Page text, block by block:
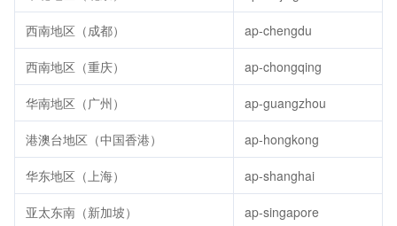
西南地区（成都） ap-chengdu
西南地区（重庆） ap-chongqing
华南地区（广州） ap-guangzhou
港澳台地区（中国香港） ap-hongkong
华东地区（上海） ap-shanghai
亚太东南（新加坡） ap-singapore